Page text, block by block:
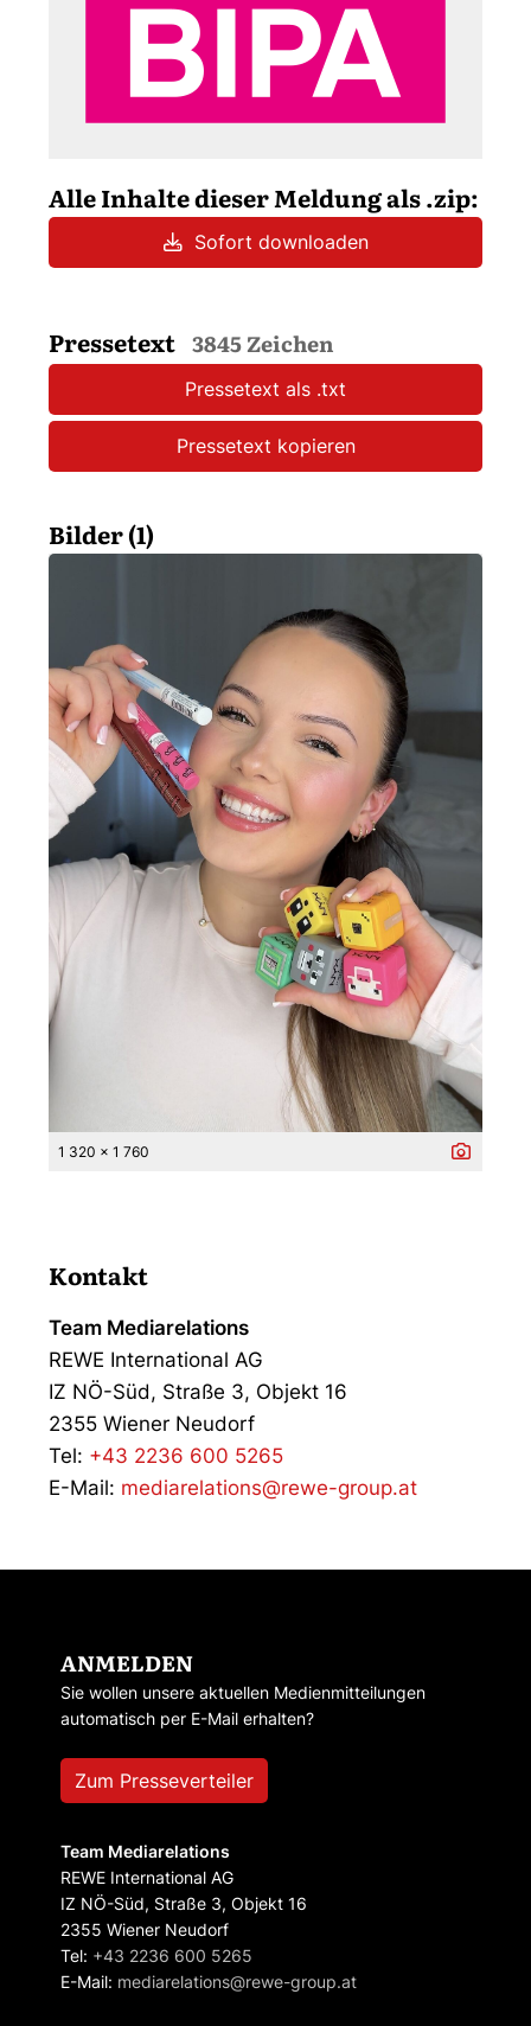
Alle Inhalte dieser Meldung als .zip:
Sofort downloaden
Pressetext 3845 Zeichen
Pressetext als .txt
Pressetext kopieren
Bilder (1)
1 320 x 1 760
Kontakt
Team Mediarelations
REWE International AG
IZ NÖ-Süd, Straße 3, Objekt 16
2355 Wiener Neudorf
Tel: +43 2236 600 5265
E-Mail: mediarelations@rewe-group.at
ANMELDEN
Sie wollen unsere aktuellen Medienmitteilungen
automatisch per E-Mail erhalten?
Zum Presseverteiler
Team Mediarelations
REWE International AG
IZ NÖ-Süd, Straße 3, Objekt 16
2355 Wiener Neudorf
Tel: +43 2236 600 5265
E-Mail: mediarelations@rewe-group.at